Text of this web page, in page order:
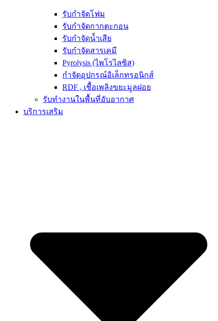
รับกำจัดโฟม
รับกำจัดกากตะกอน
รับกำจัดน้ำเสีย
รับกำจัดสารเคมี
Pyrolysis (ไพโรไลซิส)
กำจัดอุปกรณ์อิเล็กทรอนิกส์
RDF , เชื้อเพลิงขยะมูลฝอย
รับทำงานในพื้นที่อับอากาศ
บริการเสริม